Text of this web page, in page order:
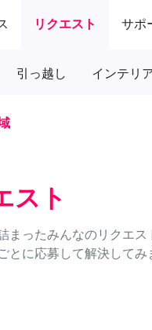
リクエスト サポ
引っ越し インテリ
スト
まったみんなのリクエス
とに応募して解決してみ